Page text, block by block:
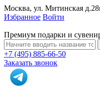
Москва, ул. Митинская
Избранное Войти
Премиум подарки и
+7 (495) 885-66-50
Заказать звонок